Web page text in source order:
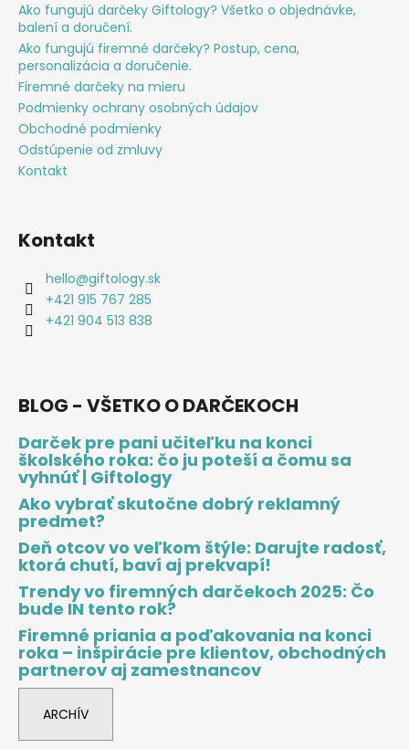
Ako fungujú darčeky Giftology? Všetko o objednávke,
balení a doručení.
Ako fungujú firemné darčeky? Postup, cena,
personalizácia a doručenie.
Firemné darčeky na mieru
Podmienky ochrany osobných údajov
Obchodné podmienky
Odstúpenie od zmluvy
Kontakt
Kontakt
hello@giftology.sk
+421 915 767 285
+421 904 513 838
BLOG - VŠETKO O DARČEKOCH
Darček pre pani učiteľku na konci
školského roka: čo ju poteší a čomu sa
vyhnúť | Giftology
Ako vybrať skutočne dobrý reklamný
predmet?
Deň otcov vo veľkom štýle: Darujte radosť,
ktorá chutí, baví aj prekvapí!
Trendy vo firemných darčekoch 2025: Čo
bude IN tento rok?
Firemné priania a poďakovania na konci
roka – inšpirácie pre klientov, obchodných
partnerov aj zamestnancov
ARCHÍV